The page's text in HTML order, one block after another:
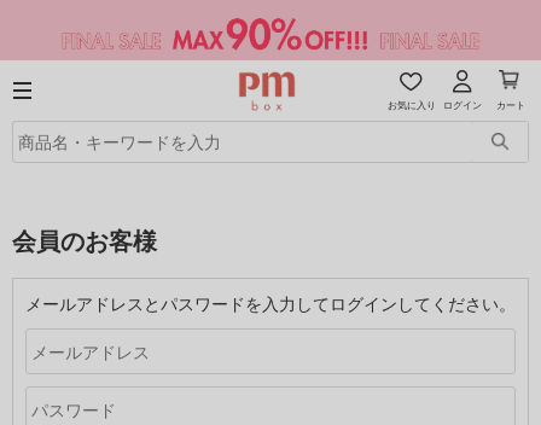
お気に入り ログイン カート
会員のお客様
メールアドレスとパスワードを入力してログインしてください。